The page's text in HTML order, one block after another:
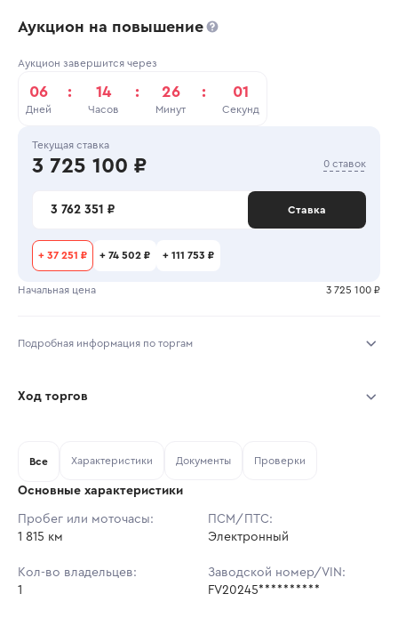
Аукцион на повышение
Аукцион завершится через
06
Дней
: 14
Часов
: 26
Минут
: 01
Секунд
Текущая ставка
3 725 100 ₽ 0 ставок
3 762 351 ₽ Ставка
+ 37 251 ₽ + 74 502 ₽ + 111 753 ₽
Начальная цена 3 725 100 ₽
Подробная информация по торгам
Тип аукциона: Открытые торги
Шаг торгов: 37 251 ₽
Кол-во ставок:
Ход торгов
Ставок не найдено
в аукционах
Все Характеристики Документы Проверки
Основные характеристики
Пробег или моточасы:
1 815 км
ПСМ/ПТС:
Электронный
Кол-во владельцев:
1
Заводской номер/VIN:
FV20245**********